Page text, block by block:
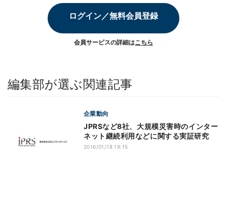
ログイン／無料会員登録
会員サービスの詳細はこちら
編集部が選ぶ関連記事
企業動向
JPRSなど8社、大規模災害時のインター
ネット継続利用などに関する実証研究
2016/01/18 19:15